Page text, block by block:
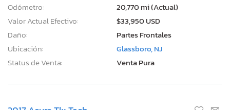
Odómetro:
20,770 mi (Actual)
Valor Actual Efectivo:
$33,950 USD
Daño:
Partes Frontales
Ubicación:
Glassboro, NJ
Status de Venta:
Venta Pura